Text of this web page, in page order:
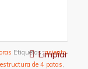
Limpiar
Etiquetas:asiento
estructura de 4 patas